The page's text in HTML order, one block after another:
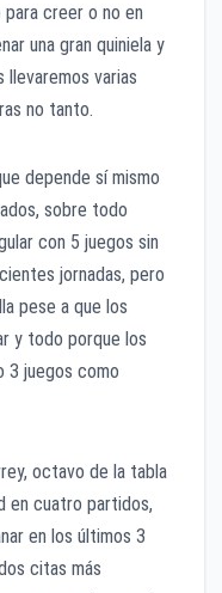
creer o no en
una gran quiniela y
llevaremos varias
no tanto.
depende sí mismo
sobre todo
con 5 juegos sin
jornadas, pero
pese a que los
y todo porque los
3 juegos como
octavo de la tabla
en cuatro partidos,
en los últimos 3
citas más